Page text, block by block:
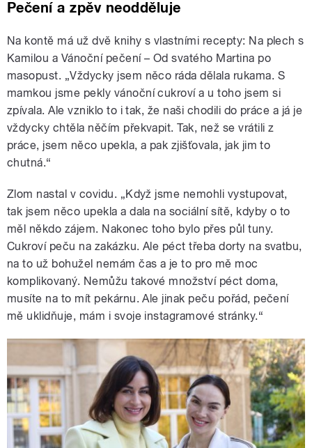
Pečení a zpěv neodděluje
Na kontě má už dvě knihy s vlastními recepty: Na plech s
Kamilou a Vánoční pečení – Od svatého Martina po
masopust. „Vždycky jsem něco ráda dělala rukama. S
mamkou jsme pekly vánoční cukroví a u toho jsem si
zpívala. Ale vzniklo to i tak, že naši chodili do práce a já je
vždycky chtěla něčím překvapit. Tak, než se vrátili z
práce, jsem něco upekla, a pak zjišťovala, jak jim to
chutná.“
Zlom nastal v covidu. „Když jsme nemohli vystupovat,
tak jsem něco upekla a dala na sociální sítě, kdyby o to
měl někdo zájem. Nakonec toho bylo přes půl tuny.
Cukroví peču na zakázku. Ale péct třeba dorty na svatbu,
na to už bohužel nemám čas a je to pro mě moc
komplikovaný. Nemůžu takové množství péct doma,
musíte na to mít pekárnu. Ale jinak peču pořád, pečení
mě uklidňuje, mám i svoje instagramové stránky.“